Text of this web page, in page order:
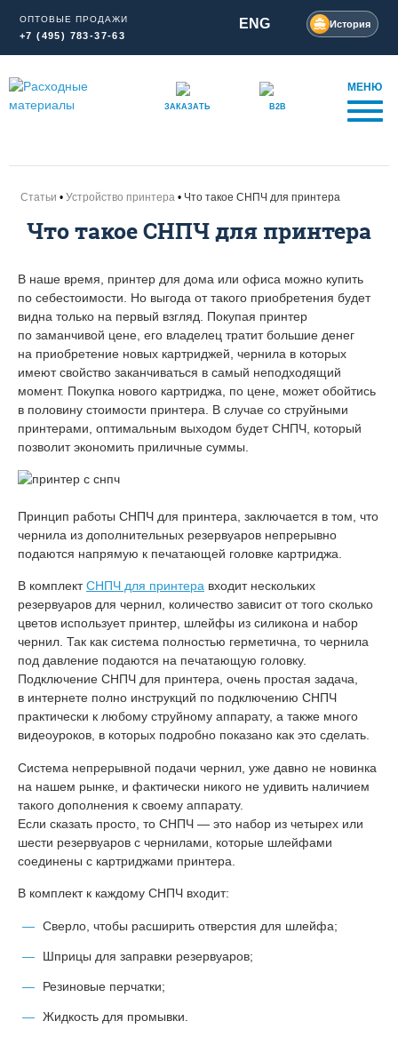
ОПТОВЫЕ ПРОДАЖИ
+7 (495) 783-37-63
ENG История
ЗАКАЗАТЬ B2B
МЕНЮ
Статьи Устройство принтера Что такое СНПЧ для принтера
Что такое СНПЧ для принтера
В наше время, принтер для дома или офиса можно купить
по себестоимости. Но выгода от такого приобретения будет
видна только на первый взгляд. Покупая принтер
по заманчивой цене, его владелец тратит большие денег
на приобретение новых картриджей, чернила в которых
имеют свойство заканчиваться в самый неподходящий
момент. Покупка нового картриджа, по цене, может обойтись
в половину стоимости принтера. В случае со струйными
принтерами, оптимальным выходом будет СНПЧ, который
позволит экономить приличные суммы.
Принцип работы СНПЧ для принтера, заключается в том, что
чернила из дополнительных резервуаров непрерывно
подаются напрямую к печатающей головке картриджа.
В комплектСНПЧ для принтера входит нескольких
резервуаров для чернил, количество зависит от того сколько
цветов использует принтер, шлейфы из силикона и набор
чернил. Так как система полностью герметична, то чернила
под давление подаются на печатающую головку.
Подключение СНПЧ для принтера, очень простая задача,
в интернете полно инструкций по подключению СНПЧ
практически к любому струйному аппарату, а также много
видеоуроков, в которых подробно показано как это сделать.
Система непрерывной подачи чернил, уже давно не новинка
на нашем рынке, и фактически никого не удивить наличием
такого дополнения к своему аппарату.
Если сказать просто, то СНПЧ — это набор из четырех или
шести резервуаров с чернилами, которые шлейфами
соединены с картриджами принтера.
В комплект к каждому СНПЧ входит:
Сверло, чтобы расширить отверстия для шлейфа;
Шприцы для заправки резервуаров;
Резиновые перчатки;
Жидкость для промывки.